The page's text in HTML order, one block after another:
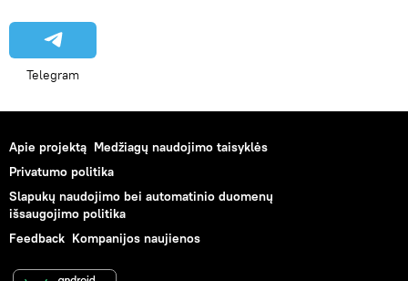
Telegram
Apie projektą Medžiagų naudojimo taisyklės
Privatumo politika
Slapukų naudojimo bei automatinio duomenų
išsaugojimo politika
Feedback Kompanijos naujienos